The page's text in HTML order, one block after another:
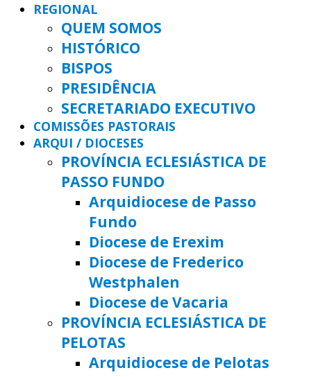
REGIONAL
QUEM SOMOS
HISTÓRICO
BISPOS
PRESIDÊNCIA
SECRETARIADO EXECUTIVO
COMISSÕES PASTORAIS
ARQUI / DIOCESES
PROVÍNCIA ECLESIÁSTICA DE
PASSO FUNDO
Arquidiocese de Passo
Fundo
Diocese de Erexim
Diocese de Frederico
Westphalen
Diocese de Vacaria
PROVÍNCIA ECLESIÁSTICA DE
PELOTAS
Arquidiocese de Pelotas